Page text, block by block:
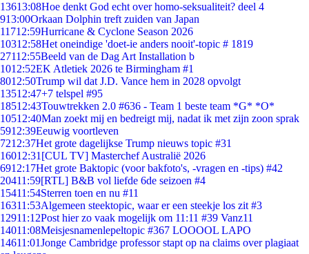
13613:08Hoe denkt God echt over homo-seksualiteit? deel 4
913:00Orkaan Dolphin treft zuiden van Japan
11712:59Hurricane & Cyclone Season 2026
10312:58Het oneindige 'doet-ie anders nooit'-topic # 1819
27112:55Beeld van de Dag Art Installation b
1012:52EK Atletiek 2026 te Birmingham #1
8012:50Trump wil dat J.D. Vance hem in 2028 opvolgt
13512:47+7 telspel #95
18512:43Touwtrekken 2.0 #636 - Team 1 beste team *G* *O*
10512:40Man zoekt mij en bedreigt mij, nadat ik met zijn zoon sprak
5912:39Eeuwig voortleven
7212:37Het grote dagelijkse Trump nieuws topic #31
16012:31 [CUL TV] Masterchef Australië 2026
6912:17Het grote Baktopic (voor bakfoto's, -vragen en -tips) #42
20411:59[RTL] B&B vol liefde 6de seizoen #4
15411:54Sterren toen en nu #11
16311:53Algemeen steektopic, waar er een steekje los zit #3
12911:12Post hier zo vaak mogelijk om 11:11 #39 Vanz11
14011:08Meisjesnamenlepeltopic #367 LOOOOL LAPO
14611:01Jonge Cambridge professor stapt op na claims over plagiaat